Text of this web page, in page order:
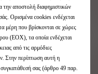
μόνοι σας το κουμπί
μάρτυρες μιας
την αποστολή διαφημιστικών
Ορισμένα cookies ενδέχεται
μέρη που βρίσκονται σε χώρες
(ΕΟΧ), τα οποία ενδέχεται
από τις αρμόδιες
Στην περίπτωση αυτή η
συγκατάθεσή σας (άρθρο 49 παρ.